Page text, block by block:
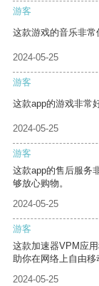
游客
这款游戏的音乐非常
2024-05-25
游客
这款app的游戏非常
2024-05-25
游客
这款app的售后服务
够放心购物。
2024-05-25
游客
这款加速器VPM应
助你在网络上自由移
2024-05-25